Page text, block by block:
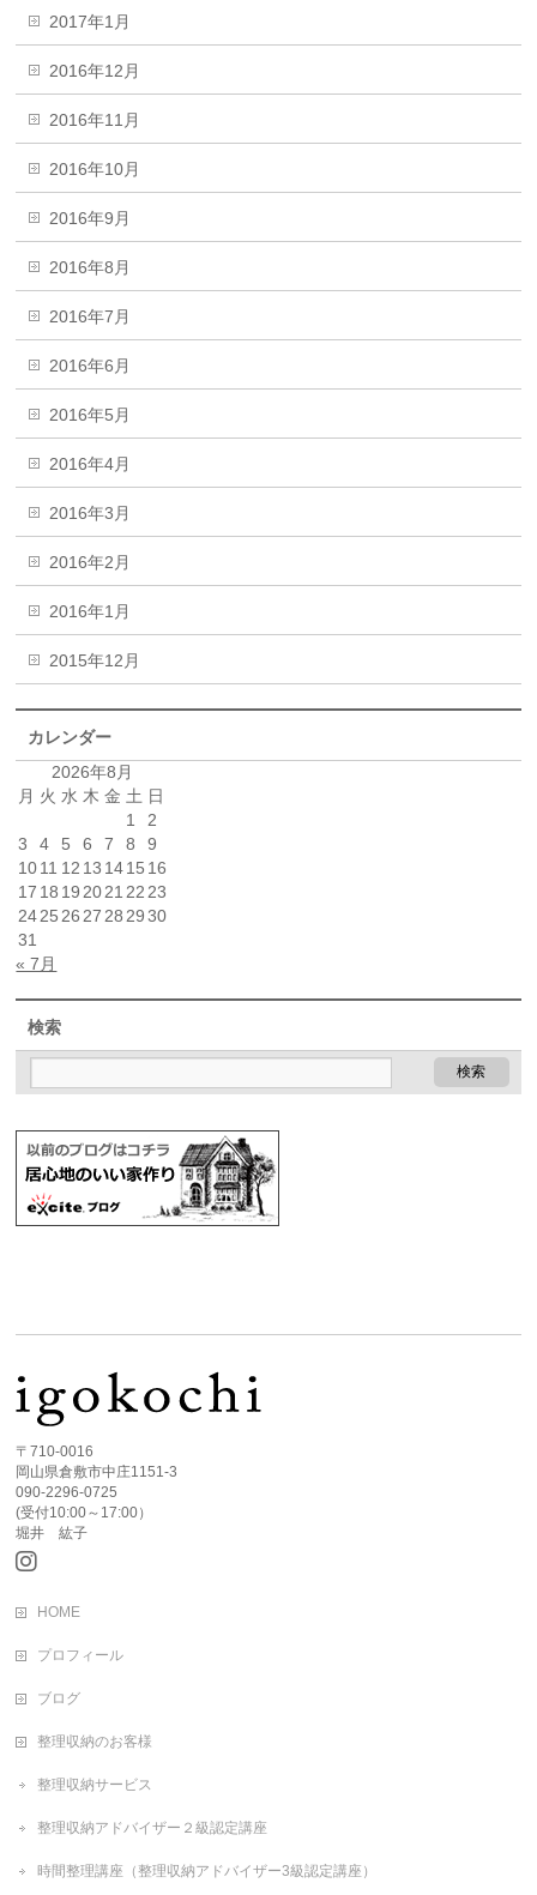
2017年1月
2016年12月
2016年11月
2016年10月
2016年9月
2016年8月
2016年7月
2016年6月
2016年5月
2016年4月
2016年3月
2016年2月
2016年1月
2015年12月
カレンダー
2026年8月
月 火 水 木 金 土 日
1
2
3
4 5 6 7 8
9
1011 12 13 1415 16
17 18 19 2021 22 23
2425 26 27 28 29 30
31
« 7月
検索
〒710-0016
岡山県倉敷市中庄1151-3
090-2296-0725
(受付10:00～17:00）
堀井 紘子
HOME
プロフィール
ブログ
整理収納のお客様
整理収納サービス
整理収納アドバイザー２級認定講座
時間整理講座（整理収納アドバイザー3級認定講座）